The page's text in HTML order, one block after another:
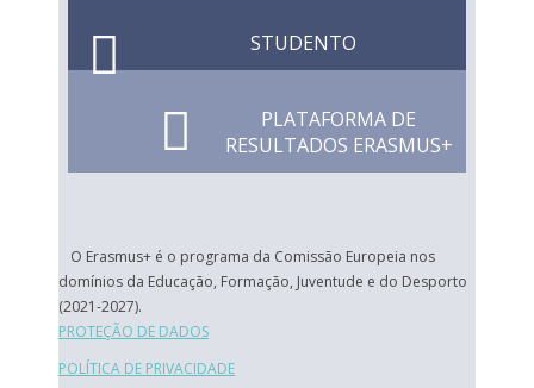
STUDENTO
PLATAFORMA DE
RESULTADOS ERASMUS+
O Erasmus+ é o programa da Comissão Europeia nos
domínios da Educação, Formação, Juventude e do Desporto
(2021-2027).
PROTEÇÃO DE DADOS
POLÍTICA DE PRIVACIDADE